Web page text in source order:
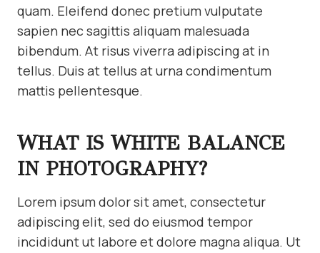
quam. Eleifend donec pretium vulputate
sapien nec sagittis aliquam malesuada
bibendum. At risus viverra adipiscing at in
tellus. Duis at tellus at urna condimentum
mattis pellentesque.
WHAT IS WHITE BALANCE
IN PHOTOGRAPHY?
Lorem ipsum dolor sit amet, consectetur
adipiscing elit, sed do eiusmod tempor
incididunt ut labore et dolore magna aliqua. Ut